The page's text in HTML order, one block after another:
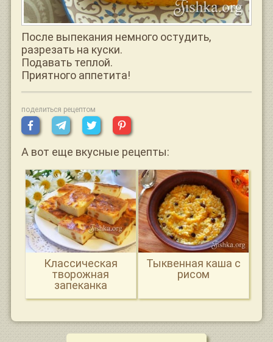
После выпекания немного остудить,
разрезать на куски.
Подавать теплой.
Приятного аппетита!
поделиться рецептом
А вот еще вкусные рецепты:
Классическая
творожная
запеканка
Тыквенная каша с
рисом